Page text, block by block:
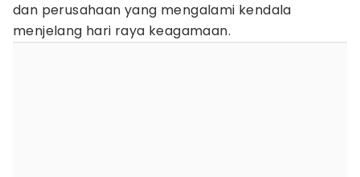
dan perusahaan yang mengalami kendala
menjelang hari raya keagamaan.